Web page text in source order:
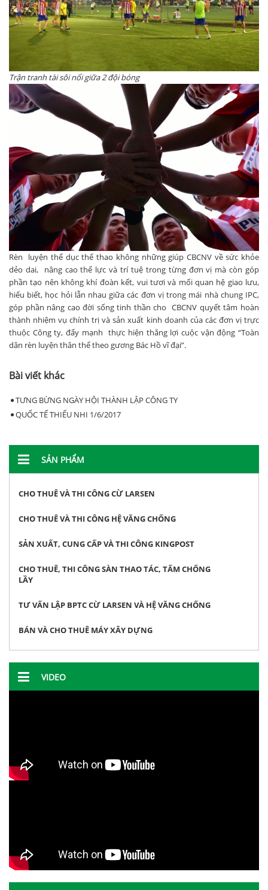
Trận tranh tài sôi nổi giữa 2 đội bóng
Rèn luyện thể dục thể thao không những giúp CBCNV về sức khỏe
dẻo dai, nâng cao thể lực và trí tuệ trong từng đơn vị mà còn góp
phần tạo nên không khí đoàn kết, vui tươi và mối quan hệ giao lưu,
hiểu biết, học hỏi lẫn nhau giữa các đơn vị trong mái nhà chung IPC,
góp phần nâng cao đời sống tinh thần cho CBCNV quyết tâm hoàn
thành nhiệm vụ chính trị và sản xuất kinh doanh của các đơn vị trực
thuộc Công ty, đẩy mạnh thực hiện thắng lợi cuộc vận động “Toàn
dân rèn luyện thân thể theo gương Bác Hồ vĩ đại”.
Bài viết khác
TƯNG BỪNG NGÀY HỘI THÀNH LẬP CÔNG TY
QUỐC TẾ THIẾU NHI 1/6/2017
SẢN PHẨM
CHO THUÊ VÀ THI CÔNG CỪ LARSEN
CHO THUÊ VÀ THI CÔNG HỆ VĂNG CHỐNG
SẢN XUẤT, CUNG CẤP VÀ THI CÔNG KINGPOST
CHO THUÊ, THI CÔNG SÀN THAO TÁC, TẤM CHỐNG
LẦY
TƯ VẤN LẬP BPTC CỪ LARSEN VÀ HỆ VĂNG CHỐNG
BÁN VÀ CHO THUÊ MÁY XÂY DỰNG
VIDEO